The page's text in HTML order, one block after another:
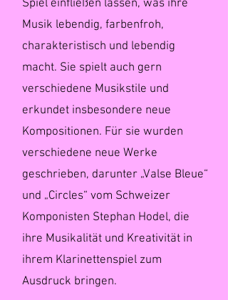
Spiel einfließen lassen, was ihre
Musik lebendig, farbenfroh,
charakteristisch und lebendig
macht. Sie spielt auch gern
verschiedene Musikstile und
erkundet insbesondere neue
Kompositionen. Für sie wurden
verschiedene neue Werke
geschrieben, darunter „Valse Bleue“
und „Circles“ vom Schweizer
Komponisten Stephan Hodel, die
ihre Musikalität und Kreativität in
ihrem Klarinettenspiel zum
Ausdruck bringen.